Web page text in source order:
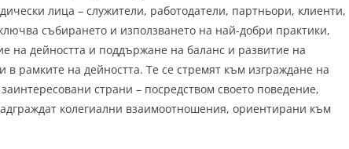
лица – служители, работодатели, партньори, клиенти,
събирането и използването на най-добри практики,
на дейността и поддържане на баланс и развитие на
рамките на дейността. Те се стремят към изграждане на
страни – посредством своето поведение,
колегиални взаимоотношения, ориентирани към